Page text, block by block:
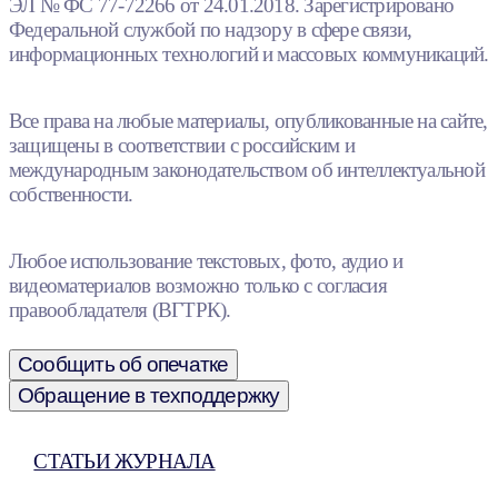
Федеральной службой по надзору в сфере связи,
информационных технологий и массовых коммуникаций.
Все права на любые материалы, опубликованные на сайте,
защищены в соответствии с российским и
международным законодательством об интеллектуальной
собственности.
Любое использование текстовых, фото, аудио и
видеоматериалов возможно только с согласия
правообладателя (ВГТРК).
Сообщить об опечатке
Обращение в техподдержку
СТАТЬИ ЖУРНАЛА